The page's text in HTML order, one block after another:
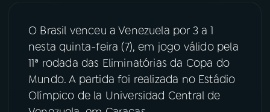
08 FESTIVAL DE MÚSICA
YouTube Facebook
O Brasil venceu a Venezuela por 3 a 1
nesta quinta-feira (7), em jogo válido pela
11ª rodada das Eliminatórias da Copa do
Mundo. A partida foi realizada no Estádio
Olímpico de la Universidad Central de